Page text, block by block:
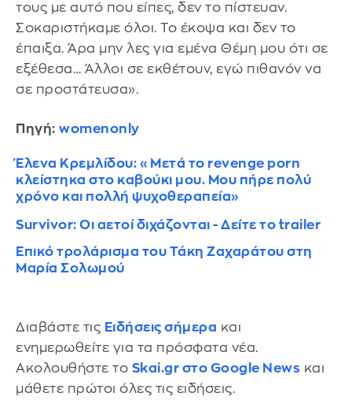
τους με αυτό που είπες, δεν το πίστευαν.
Σοκαριστήκαμε όλοι. Το έκοψα και δεν το
έπαιξα. Άρα μην λες για εμένα Θέμη μου ότι σε
εξέθεσα… Άλλοι σε εκθέτουν, εγώ πιθανόν να
σε προστάτευσα».
Πηγή: womenonly
Έλενα Κρεμλίδου: «Μετά το revenge porn
κλείστηκα στο καβούκι μου. Μου πήρε πολύ
χρόνο και πολλή ψυχοθεραπεία»
Survivor: Οι αετοί διχάζονται - Δείτε το trailer
Επικό τρολάρισμα του Τάκη Ζαχαράτου στη
Μαρία Σολωμού
Διαβάστε τις Ειδήσεις σήμερα και
ενημερωθείτε για τα πρόσφατα νέα.
Ακολουθήστε το Skai.gr στο Google News και
μάθετε πρώτοι όλες τις ειδήσεις.